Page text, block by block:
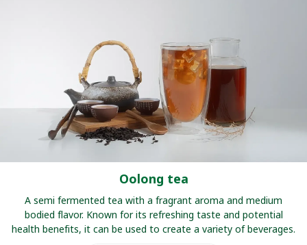
Oolong tea
A semi fermented tea with a fragrant aroma and medium
bodied flavor. Known for its refreshing taste and potential
health benefits, it can be used to create a variety of beverages.